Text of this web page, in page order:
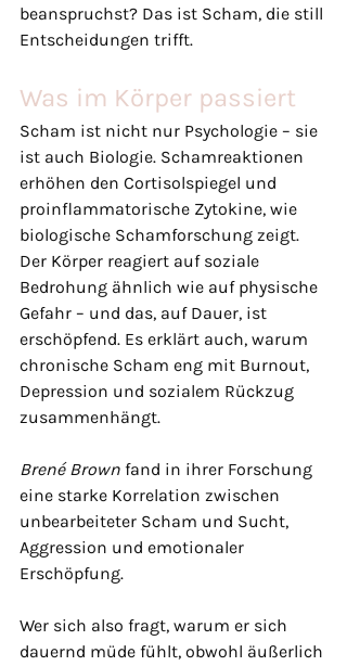
beanspruchst? Das ist Scham, die still
Entscheidungen trifft.
Was im Körper passiert
Scham ist nicht nur Psychologie – sie
ist auch Biologie. Schamreaktionen
erhöhen den Cortisolspiegel und
proinflammatorische Zytokine, wie
biologische Schamforschung zeigt.
Der Körper reagiert auf soziale
Bedrohung ähnlich wie auf physische
Gefahr – und das, auf Dauer, ist
erschöpfend. Es erklärt auch, warum
chronische Scham eng mit Burnout,
Depression und sozialem Rückzug
zusammenhängt.
Brené Brown fand in ihrer Forschung
eine starke Korrelation zwischen
unbearbeiteter Scham und Sucht,
Aggression und emotionaler
Erschöpfung.
Wer sich also fragt, warum er sich
dauernd müde fühlt, obwohl äußerlich